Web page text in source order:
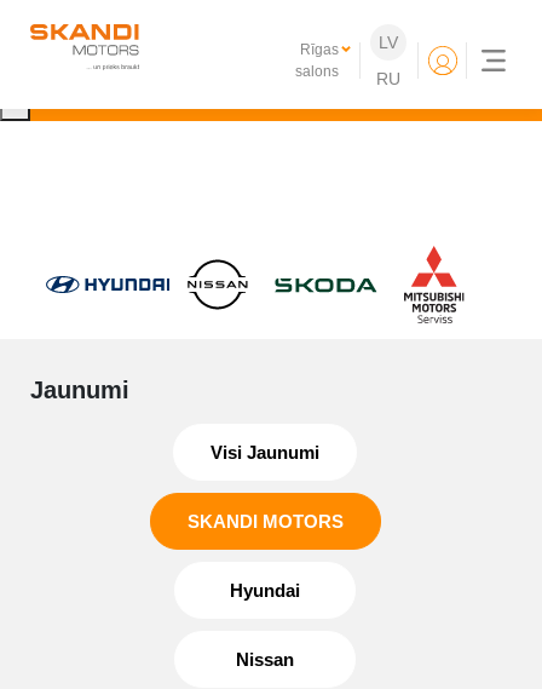
Rīgas
salons
LV
RU
Uzzini vairāk
Jaunumi
Visi Jaunumi
SKANDI MOTORS
Hyundai
Nissan